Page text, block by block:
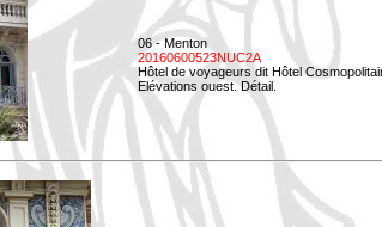
06 - Menton
20160600523NUC2A
Hôtel de voyageurs dit Hôtel
Elévations ouest. Détail.